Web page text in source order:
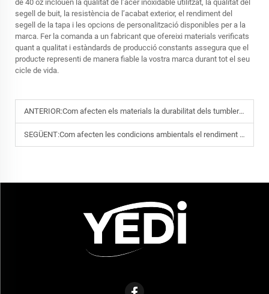
de 40 oz inclouen la qualitat de l’acer inoxidable utilitzat, la qualitat del
segell de buit, la resistència de l’acabat exterior, el rendiment del
segell de la tapa i les opcions de personalització disponibles per a la
marca. Fer la comanda a un fabricant que ofereixi materials verificats
quant a qualitat i estàndards de producció constants assegura que el
producte representi de manera fiable la vostra marca durant tot el seu
cicle de vida.
ANTERIOR:Com afecten els materials la durabilitat dels tumbler de 40 oz sota ús freqüent
SEGÜENT:Com afecten les condicions ambientals el rendiment de les ampolles d'aigua d'acer inoxidable